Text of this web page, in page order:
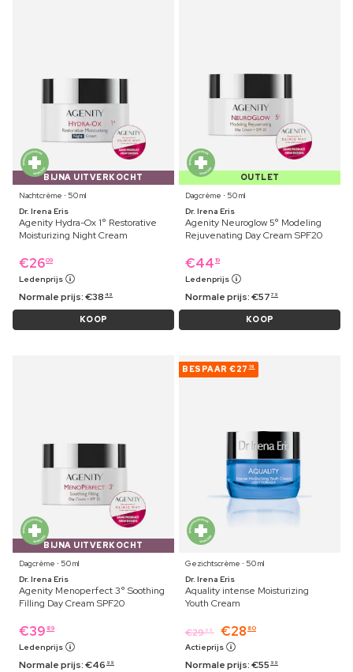
BIJNA UITVERKOCHT
Nachtcrème ⋅ 50 ml
Dr. Irena Eris
Agenity Hydra-Ox 1° Restorative
Moisturizing Night Cream
€2609
Ledenprijs
Normale prijs:€38 49
KOOP
OUTLET
Dagcrème ⋅ 50 ml
Dr. Irena Eris
Agenity Neuroglow 5° Modeling
Rejuvenating Day Cream SPF20
€44 19
Ledenprijs
Normale prijs:€57 79
KOOP
BIJNA UITVERKOCHT
Dagcrème ⋅ 50 ml
Dr. Irena Eris
Agenity Menoperfect 3° Soothing
Filling Day Cream SPF20
€39 89
Ledenprijs
Normale prijs:€46 99
BESPAAR €27 19
Gezichtscrème ⋅ 50 ml
Dr. Irena Eris
Aquality intense Moisturizing
Youth Cream
€29 69 €28 80
Actieprijs
Normale prijs:€55 99